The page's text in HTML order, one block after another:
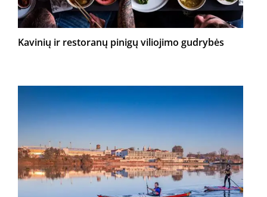
Kavinių ir restoranų pinigų viliojimo gudrybės